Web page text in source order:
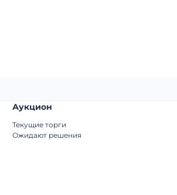
Аукцион
Текущие торги
Ожидают решения